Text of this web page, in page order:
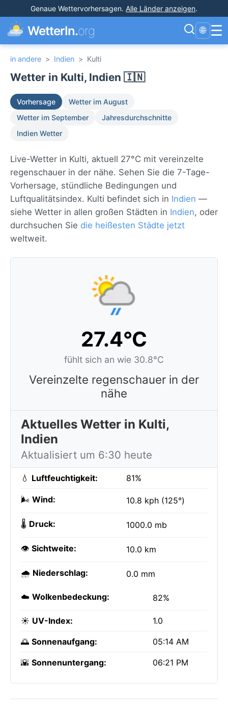
Genaue Wettervorhersagen. Alle Länder anzeigen.
WetterIn.org 🌐 ☰
in andere > Indien > Kulti
Wetter in Kulti, Indien 🇮🇳
Vorhersage
Wetter im August
Wetter im September
Jahresdurchschnitte
Indien Wetter
Live-Wetter in Kulti, aktuell 27°C mit vereinzelte
regenschauer in der nähe. Sehen Sie die 7-Tage-
Vorhersage, stündliche Bedingungen und
Luftqualitätsindex. Kulti befindet sich in Indien —
siehe Wetter in allen großen Städten in Indien, oder
durchsuchen Sie die heißesten Städte jetzt
weltweit.
27.4°C
fühlt sich an wie 30.8°C
Vereinzelte regenschauer in der
nähe
Aktuelles Wetter in Kulti,
Indien
Aktualisiert um 6:30 heute
💧 Luftfeuchtigkeit: 81%
🌬️ Wind: 10.8 kph (125°)
🌡️ Druck: 1000.0 mb
👁️ Sichtweite: 10.0 km
🌧️ Niederschlag: 0.0 mm
☁️ Wolkenbedeckung: 82%
☀️ UV-Index: 1.0
🌅 Sonnenaufgang: 05:14 AM
🌇 Sonnenuntergang: 06:21 PM